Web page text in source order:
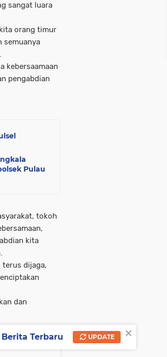
sangat luara
orang timur
semuanya
kebersaamaan
pengabdian
Pulau
tokoh
kita
terus dijaga,
dan
×
Berita Terbaru UPDATE